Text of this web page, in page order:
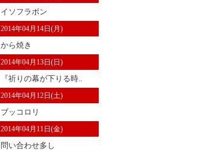
イソフラボン
2014年04月14日(月)
から焼き
2014年04月13日(日)
『祈りの幕が下りる時..
2014年04月12日(土)
ブッコロリ
2014年04月11日(金)
問い合わせ多し